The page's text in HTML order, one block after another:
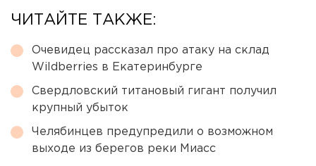
ЧИТАЙТЕ ТАКЖЕ:
Очевидец рассказал про атаку на склад
Wildberries в Екатеринбурге
Свердловский титановый гигант получил
крупный убыток
Челябинцев предупредили о возможном
выходе из берегов реки Миасс